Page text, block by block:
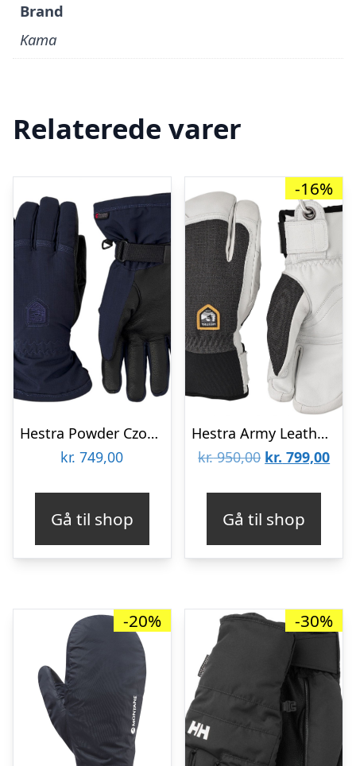
Brand
Kama
Relaterede varer
Hestra Powder Czone, skihandsker, dame, navy
kr. 749,00
Gå til shop
-16%
Hestra Army Leather Patrol, 3-finger skihandsker, mørkegrå
kr.950,00 Den
kr. 950,00.
kr. 799,00Den
kr.
Gå til shop
-20% -30%